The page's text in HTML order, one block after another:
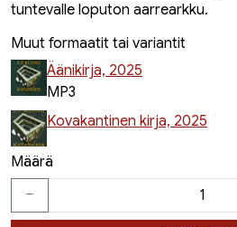
tuntevalle loputon aarrearkku.
Muut formaatit tai variantit
Äänikirja, 2025
MP3
Kovakantinen kirja, 2025
Määrä